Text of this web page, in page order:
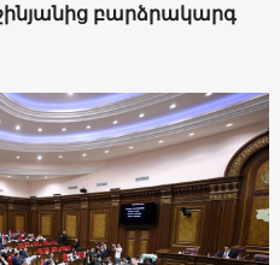
բարձրակարգ